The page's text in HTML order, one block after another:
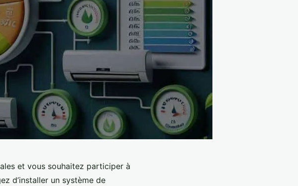
et vous souhaitez participer à
d’installer un système de